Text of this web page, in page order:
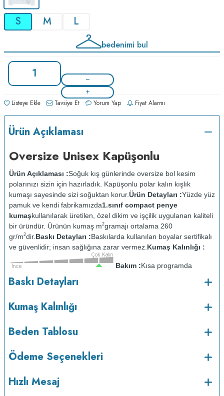
S M L
bedenimi bul
Listeye Ekle Tavsiye Et Yorum Yap Fiyat Alarmı
Ürün Açıklaması
Oversize Unisex Kapüşonlu
Ürün Açıklaması :Soğuk kış günlerinde oversize bol kesim
polarınızı sizin için hazırladık. Kapüşonlu polar kalın kışlık
kumaşı sayesinde sizi soğuktan korur.Ürün Detayları :Yüzde yüz
pamuk ve kendi fabrikamızda1.sınıf compact penye
kumaşkullanılarak üretilen, özel dikim ve işçilik uygulanan kaliteli
bir üründür. Ürünün kumaş m2gramajı ortalama 260
gr/m2dir. Baskı Detayları :Baskılarda kullanılan boyalar sertifikalı
ve güvenlidir; insan sağlığına zarar vermez. Kumaş Kalınlığı :
Bakım :Kısa programda
maksimum 30
C sıcaklıkta ve tersten yıkanır.
yapılmaz.Kurutma makinesinde kurutulmaz.
Orta ısıda ve tersten
Baskı Detayları
Kumaş Kalınlığı
Beden Tablosu
Ödeme Seçenekleri
Hızlı Mesaj